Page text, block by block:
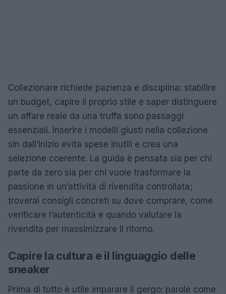
Collezionare richiede pazienza e disciplina: stabilire
un budget, capire il proprio stile e saper distinguere
un affare reale da una truffa sono passaggi
essenziali. Inserire i modelli giusti nella collezione
sin dall’inizio evita spese inutili e crea una
selezione coerente. La guida è pensata sia per chi
parte da zero sia per chi vuole trasformare la
passione in un’attività di rivendita controllata;
troverai consigli concreti su dove comprare, come
verificare l’autenticità e quando valutare la
rivendita per massimizzare il ritorno.
Capire la cultura e il linguaggio delle
sneaker
Prima di tutto è utile imparare il gergo: parole come